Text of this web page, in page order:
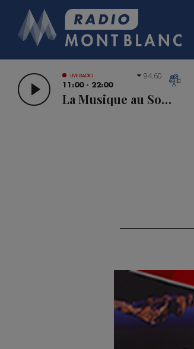
LIVE RADIO
11:00 - 22:00
La Musique au Sommet
94.60